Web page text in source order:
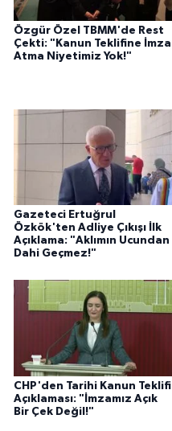
Özgür Özel TBMM'de Rest
Çekti: "Kanun Teklifine İmza
Atma Niyetimiz Yok!"
Gazeteci Ertuğrul
Özkök'ten Adliye Çıkışı İlk
Açıklama: "Aklımın Ucundan
Dahi Geçmez!"
CHP'den Tarihi Kanun Teklifi
Açıklaması: "İmzamız Açık
Bir Çek Değil!"